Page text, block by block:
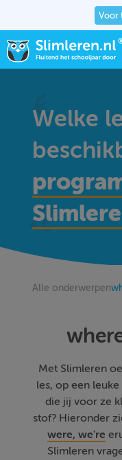
Voor
Welke
Alle onderwerpen
Met Slimleren
les, op een
die jij voor ze
stof? Hieronder
were, we're
Slimleren